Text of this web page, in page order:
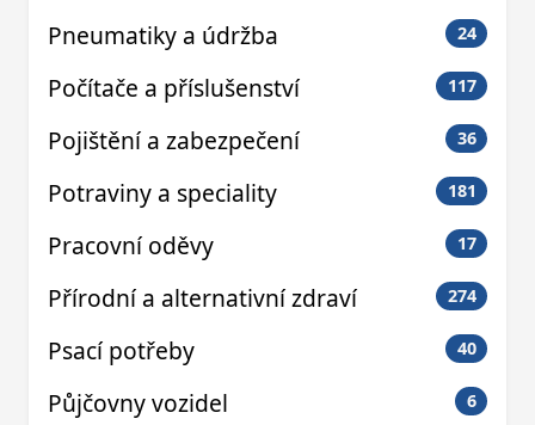
Pneumatiky a údržba 24
Počítače a příslušenství 117
Pojištění a zabezpečení 36
Potraviny a speciality 181
Pracovní oděvy 17
Přírodní a alternativní zdraví 274
Psací potřeby 40
Půjčovny vozidel 6